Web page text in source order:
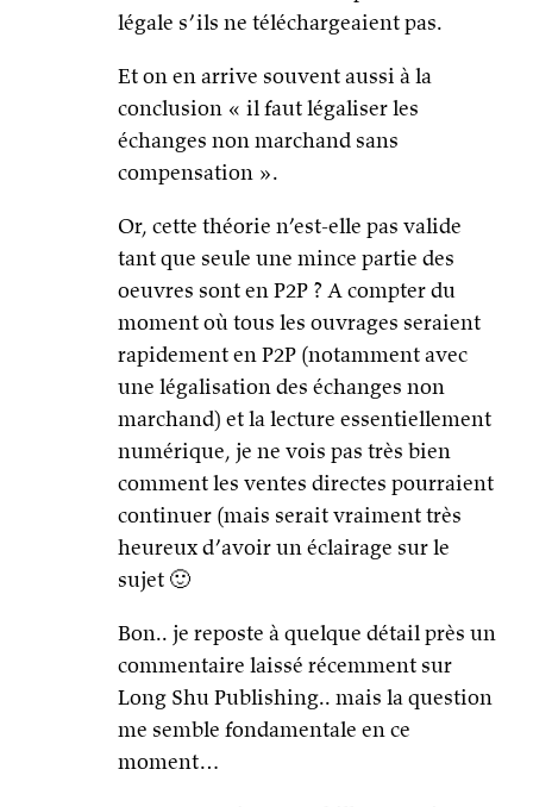
légale s’ils ne téléchargeaient pas.
Et on en arrive souvent aussi à la
conclusion « il faut légaliser les
échanges non marchand sans
compensation ».
Or, cette théorie n’est-elle pas valide
tant que seule une mince partie des
oeuvres sont en P2P ? A compter du
moment où tous les ouvrages seraient
rapidement en P2P (notamment avec
une légalisation des échanges non
marchand) et la lecture essentiellement
numérique, je ne vois pas très bien
comment les ventes directes pourraient
continuer (mais serait vraiment très
heureux d’avoir un éclairage sur le
sujet 🙂
Bon.. je reposte à quelque détail près un
commentaire laissé récemment sur
Long Shu Publishing.. mais la question
me semble fondamentale en ce
moment…